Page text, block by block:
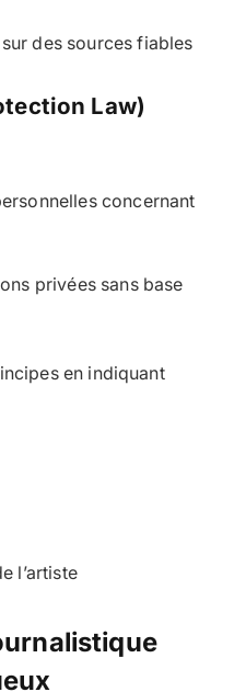
des sources fiables
Law)
concernant
privées sans base
en indiquant
l’artiste